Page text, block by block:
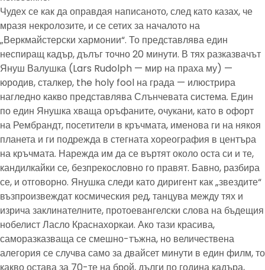
Чудех се как да оправдая написаното, след като казах, че
мразя некролозите, и се сетих за началото на
„Веркмайстерски хармонии“. То представлява един
неспиращ кадър, дълъг точно 20 минути. В тях разказвачът
Януш Валушка (Lars Rudolph — мир на праха му) —
юродив, сталкер, the holy fool на града — илюстрира
нагледно какво представлява Слънчевата система. Един
по един Янушка хваща оръфаните, очукани, като в офорт
на Рембрандт, посетители в кръчмата, именова ги на някоя
планета и ги подрежда в стегната хореография в центъра
на кръчмата. Нарежда им да се въртят около оста си и те,
кандилкайки се, безпрекословно го правят. Бавно, разбира
се, и отговорно. Янушка следи като диригент как „звездите“
възпроизвеждат космическия ред, танцува между тях и
изрича заклинателните, протоевангелски слова на бъдещия
нобелист Ласло Краснахоркаи. Ако тази красива,
саморазказваща се смешно-тъжна, но величествена
алегория се случва само за двайсет минути в един филм, то
какво остава за 70-те на брой, дълги по година кадъра,